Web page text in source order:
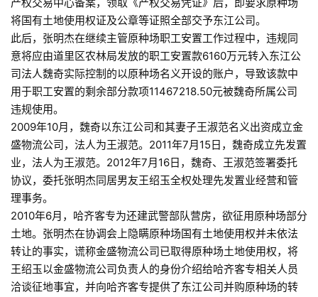
将国有土地使用权证及公章等证照全部交予东江公司。
此后，张明杰在继续主管原种场职工安置工作过程中，违规同
意将应由道里区农林局发放的职工安置款6160万元转入东江公
司法人魏奇实际控制的以原种场名义开设的账户，导致该款中
用于职工安置的剩余部分款项11467218.50元被魏奇所属公司
违规使用。
2009年10月，魏奇以东江公司和其妻子王淑范名义出资成立金
盛物流公司，法人为王淑范。2011年7月15日，魏奇成立先发置
业，法人为王淑范。2012年7月16日，魏奇、王淑范签署委托
协议，委托张明杰同居男友王绍玉全权处理先发置业经营和管
理事务。
2010年6月，哈齐客专为还建武警部队营房，欲征用原种场部分
土地。张明杰在协调会上隐瞒原种场国有土地使用权并未依法
转让的事实，谎称金盛物流公司已取得原种场土地使用权，将
王绍玉以金盛物流公司负责人的身份介绍给哈齐客专相关人员
洽谈征地事宜，并向哈齐客专提供了东江公司并购原种场的转